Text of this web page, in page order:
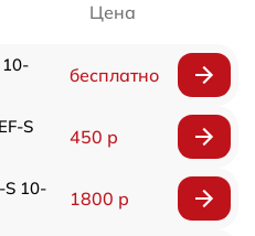
Цена
10-
бесплатно
S
450 р
S 10-
1800 р